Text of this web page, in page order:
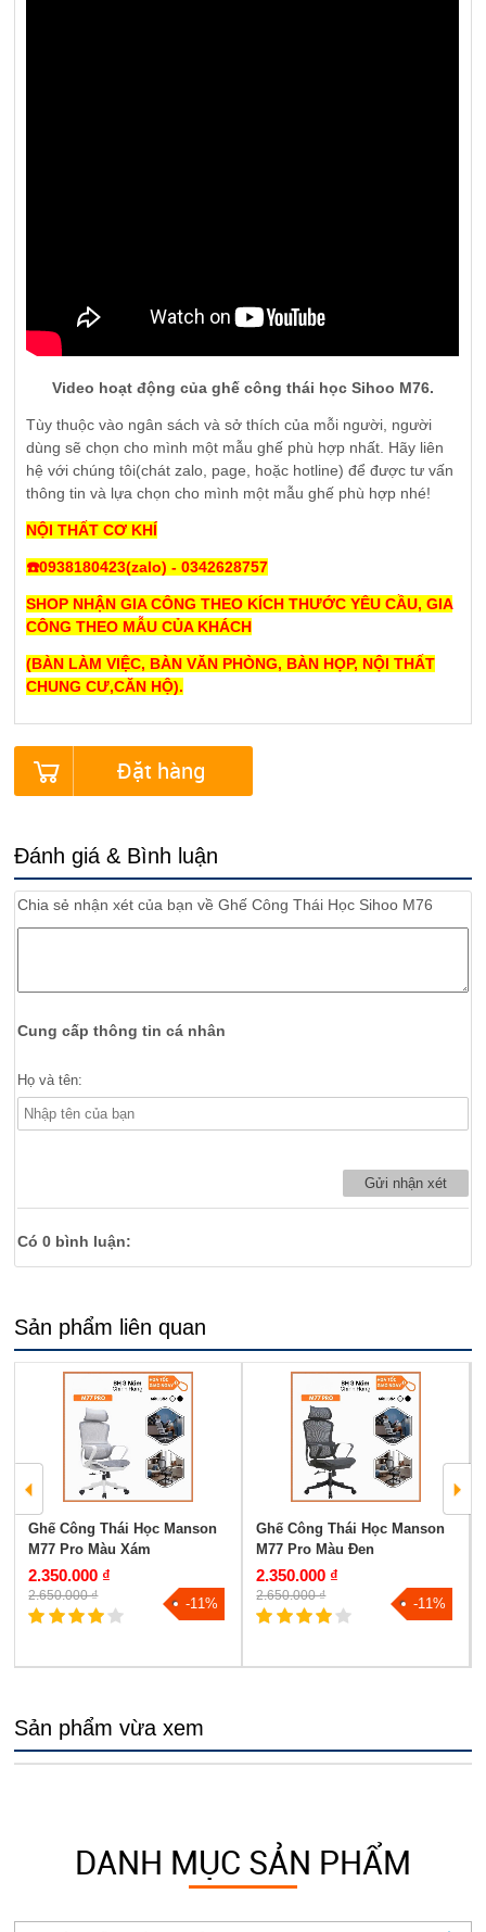
Video hoạt động của ghế công thái học Sihoo M76.
Tùy thuộc vào ngân sách và sở thích của mỗi người, người
dùng sẽ chọn cho mình một mẫu ghế phù hợp nhất. Hãy liên
hệ với chúng tôi(chát zalo, page, hoặc hotline) để được tư vấn
thông tin và lựa chọn cho mình một mẫu ghế phù hợp nhé!
NỘI THẤT CƠ KHÍ
☎️0938180423(zalo) - 0342628757
SHOP NHẬN GIA CÔNG THEO KÍCH THƯỚC YÊU CẦU, GIA
CÔNG THEO MẪU CỦA KHÁCH
(BÀN LÀM VIỆC, BÀN VĂN PHÒNG, BÀN HỌP, NỘI THẤT
CHUNG CƯ,CĂN HỘ).
Đặt hàng
Đánh giá & Bình luận
Chia sẻ nhận xét của bạn vềGhế Công Thái Học Sihoo M76
Cung cấp thông tin cá nhân
Họ và tên:
Có0 bình luận:
Sản phẩm liên quan
Ghế Công Thái Học Manson
M77 Pro Màu Xám
2.350.000 ₫
2.650.000 ₫
-11%
Ghế Công Thái Học Manson
M77 Pro Màu Đen
2.350.000 ₫
2.650.000 ₫
-11%
Sản phẩm vừa xem
DANH MỤC SẢN PHẨM